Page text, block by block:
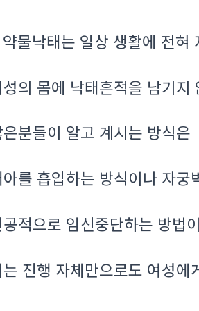
약물낙태는 일상 생활에 전혀
의 몸에 낙태흔적을 남기지
분들이 알고 계시는 방식은
를 흡입하는 방식이나 자궁
적으로 임신중단하는 방법
진행 자체만으로도 여성에